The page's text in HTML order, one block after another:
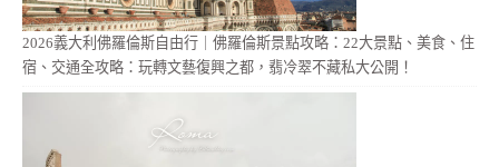
2026義大利佛羅倫斯自由行｜佛羅倫斯景點攻略：22大景點、美食、住
宿、交通全攻略：玩轉文藝復興之都，翡冷翠不藏私大公開！